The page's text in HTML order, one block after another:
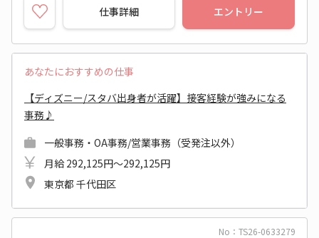
仕事詳細 エントリー
あなたにおすすめの仕事
【ディズニー/スタバ出身者が活躍】接客経験が強みになる
事務♪
一般事務・OA事務/営業事務（受発注以外）
月給 292,125円～292,125円
東京都 千代田区
No：TS26-0633279